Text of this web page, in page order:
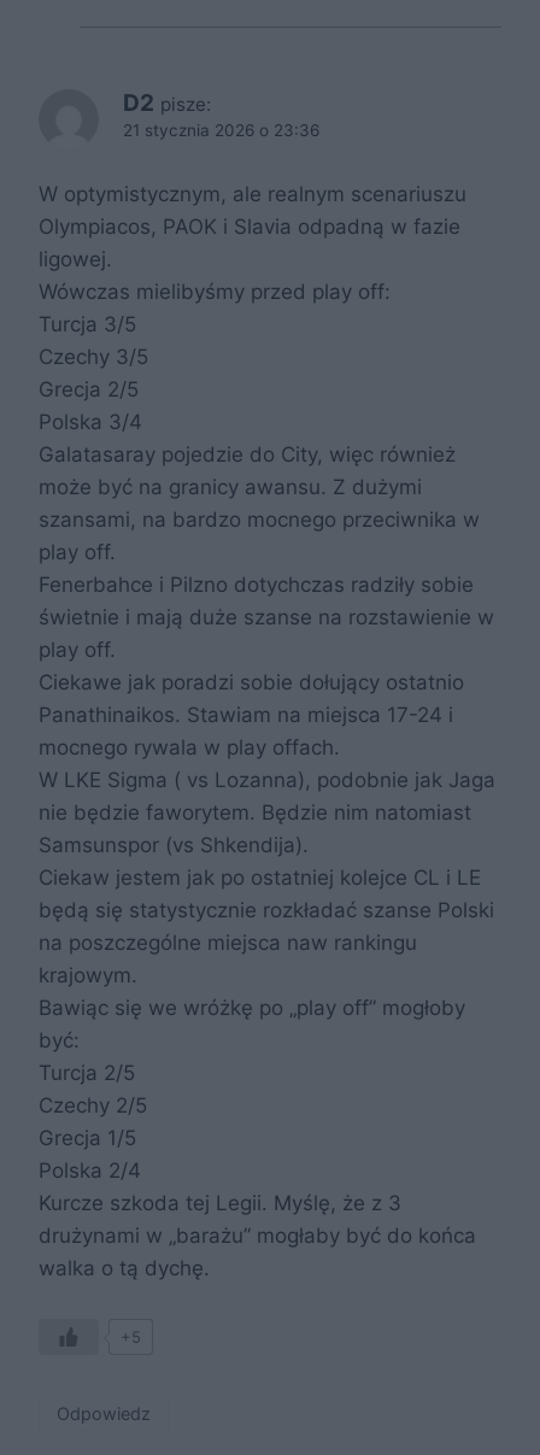
D2 pisze:
21 stycznia 2026 o 23:36
W optymistycznym, ale realnym scenariuszu
Olympiacos, PAOK i Slavia odpadną w fazie
ligowej.
Wówczas mielibyśmy przed play off:
Turcja 3/5
Czechy 3/5
Grecja 2/5
Polska 3/4
Galatasaray pojedzie do City, więc również
może być na granicy awansu. Z dużymi
szansami, na bardzo mocnego przeciwnika w
play off.
Fenerbahce i Pilzno dotychczas radziły sobie
świetnie i mają duże szanse na rozstawienie w
play off.
Ciekawe jak poradzi sobie dołujący ostatnio
Panathinaikos. Stawiam na miejsca 17-24 i
mocnego rywala w play offach.
W LKE Sigma ( vs Lozanna), podobnie jak Jaga
nie będzie faworytem. Będzie nim natomiast
Samsunspor (vs Shkendija).
Ciekaw jestem jak po ostatniej kolejce CL i LE
będą się statystycznie rozkładać szanse Polski
na poszczególne miejsca naw rankingu
krajowym.
Bawiąc się we wróżkę po „play off” mogłoby
być:
Turcja 2/5
Czechy 2/5
Grecja 1/5
Polska 2/4
Kurcze szkoda tej Legii. Myślę, że z 3
drużynami w „barażu” mogłaby być do końca
walka o tą dychę.
+5
Odpowiedz